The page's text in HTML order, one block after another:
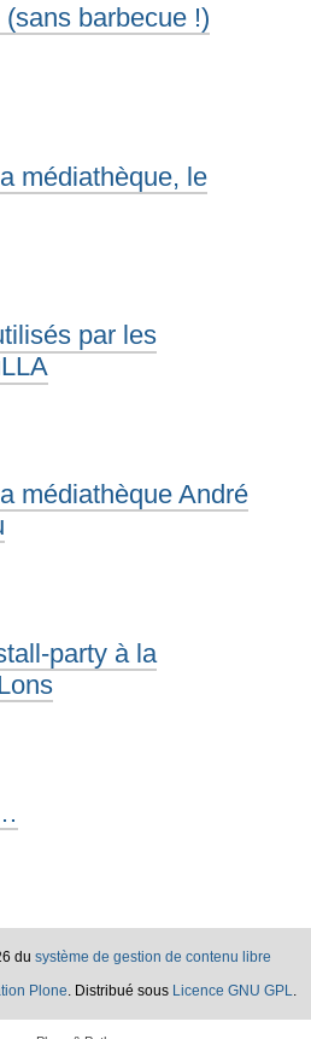
barbecue !)
médiathèque, le
par les
médiathèque André
party à la
du système de gestion de contenu libre
Plone. Distribué sous Licence GNU GPL.